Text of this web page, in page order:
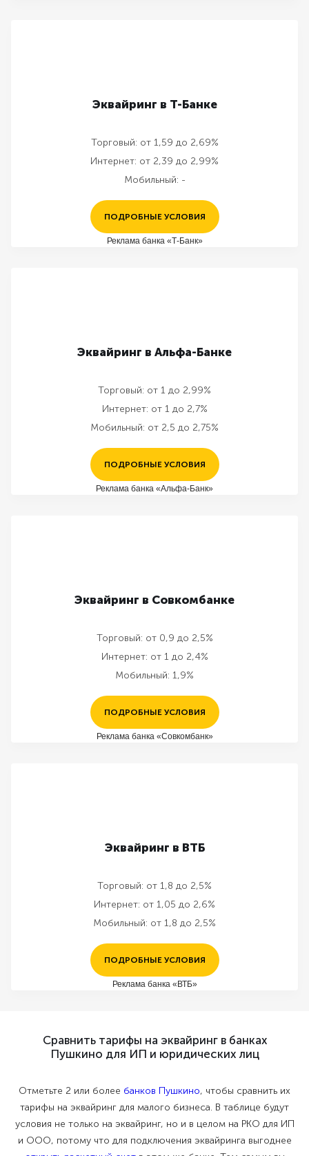
Эквайринг в Т-Банке
Торговый: от 1,59 до 2,69%
Интернет: от 2,39 до 2,99%
Мобильный: -
ПОДРОБНЫЕ УСЛОВИЯ
Реклама банка «Т-Банк»
Эквайринг в Альфа-Банке
Торговый: от 1 до 2,99%
Интернет: от 1 до 2,7%
Мобильный: от 2,5 до 2,75%
ПОДРОБНЫЕ УСЛОВИЯ
Реклама банка «Альфа-Банк»
Эквайринг в Совкомбанке
Торговый: от 0,9 до 2,5%
Интернет: от 1 до 2,4%
Мобильный: 1,9%
ПОДРОБНЫЕ УСЛОВИЯ
Реклама банка «Совкомбанк»
Эквайринг в ВТБ
Торговый: от 1,8 до 2,5%
Интернет: от 1,05 до 2,6%
Мобильный: от 1,8 до 2,5%
ПОДРОБНЫЕ УСЛОВИЯ
Реклама банка «ВТБ»
Сравнить тарифы на эквайринг в банках
Пушкино для ИП и юридических лиц
Отметьте 2 или более банков Пушкино, чтобы сравнить их
тарифы на эквайринг для малого бизнеса. В таблице будут
условия не только на эквайринг, но и в целом на РКО для ИП
и ООО, потому что для подключения эквайринга выгоднее